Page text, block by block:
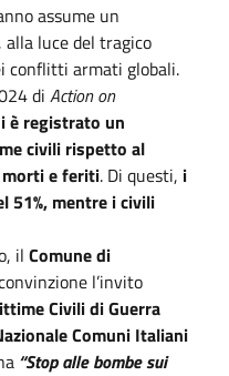
assume un
luce del tragico
conflitti armati globali.
di Action on
è registrato un
civili rispetto al
e feriti. Di questi, i
51%, mentre i civili
il Comune di
l’invito
Civili di Guerra
Comuni Italiani
“Stop alle bombe sui